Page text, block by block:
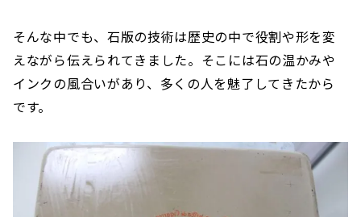
そんな中でも、石版の技術は歴史の中で役割や形を変
えながら伝えられてきました。そこには石の温かみや
インクの風合いがあり、多くの人を魅了してきたから
です。